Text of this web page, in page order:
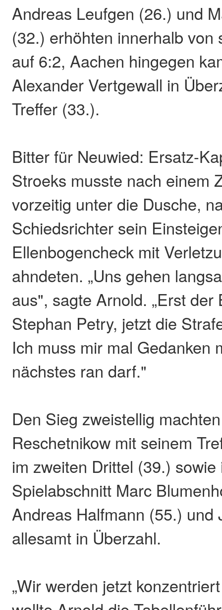
Andreas Leufgen (26.) und
(32.) erhöhten innerhalb von
auf 6:2, Aachen hingegen
Alexander Vertgewall in
Treffer (33.).
Bitter für Neuwied: Ersatz-
Stroeks musste nach einem
vorzeitig unter die Dusche,
Schiedsrichter sein
Ellenbogencheck mit
ahndeten. „Uns gehen
aus", sagte Arnold. „Erst der
Stephan Petry, jetzt die
Ich muss mir mal Gedanken
nächstes ran darf."
Den Sieg zweistellig
Reschetnikow mit seinem
im zweiten Drittel (39.)
Spielabschnitt Marc
Andreas Halfmann (55.) und
allesamt in Überzahl.
„Wir werden jetzt